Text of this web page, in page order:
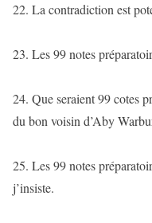
22. La contradiction est
23. Les 99 notes
24. Que seraient 99 cotes
du bon voisin d’Aby
25. Les 99 notes
j’insiste.